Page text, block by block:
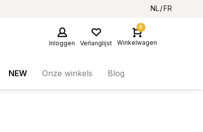
NL FR
Inloggen Verlanglijst
0
Winkelwagen
NEW Onze winkels Blog